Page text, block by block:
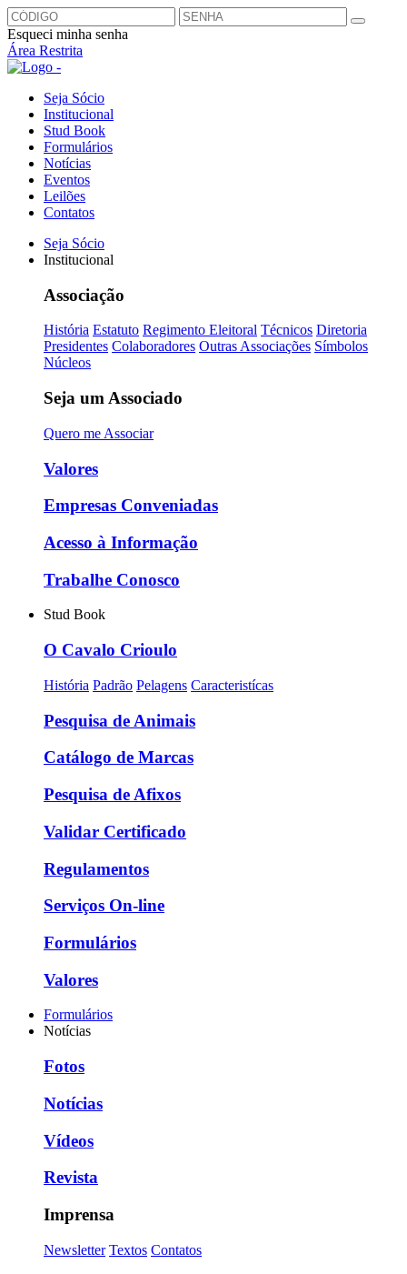
Esqueci minha senha
Área Restrita
Seja Sócio
Institucional
Stud Book
Formulários
Notícias
Eventos
Leilões
Contatos
Seja Sócio
Institucional
Associação
História Estatuto Regimento Eleitoral Técnicos Diretoria
Presidentes Colaboradores Outras Associações Símbolos
Núcleos
Seja um Associado
Quero me Associar
Valores
Empresas Conveniadas
Acesso à Informação
Trabalhe Conosco
Stud Book
O Cavalo Crioulo
História Padrão Pelagens Caracteristícas
Pesquisa de Animais
Catálogo de Marcas
Pesquisa de Afixos
Validar Certificado
Regulamentos
Serviços On-line
Formulários
Valores
Formulários
Notícias
Fotos
Notícias
Vídeos
Revista
Imprensa
Newsletter Textos Contatos